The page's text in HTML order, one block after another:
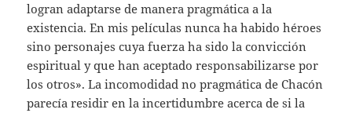
logran adaptarse de manera pragmática a la
existencia. En mis películas nunca ha habido héroes
sino personajes cuya fuerza ha sido la convicción
espiritual y que han aceptado responsabilizarse por
los otros». La incomodidad no pragmática de Chacón
parecía residir en la incertidumbre acerca de si la